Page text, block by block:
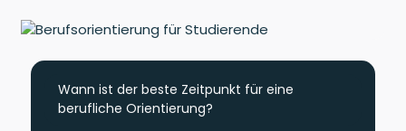
Wann ist der beste Zeitpunkt für eine
berufliche Orientierung?